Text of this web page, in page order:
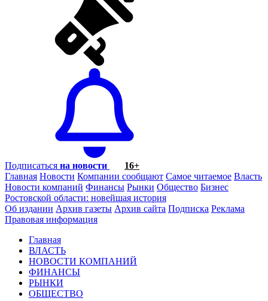
Подписаться на новости
16+
Главная Новости Компании сообщают Самое читаемое Власть
Новости компаний Финансы Рынки Общество Бизнес
Ростовской области: новейшая история
Об издании Архив газеты Архив сайта Подписка Реклама
Правовая информация
Главная
ВЛАСТЬ
НОВОСТИ КОМПАНИЙ
ФИНАНСЫ
РЫНКИ
ОБЩЕСТВО